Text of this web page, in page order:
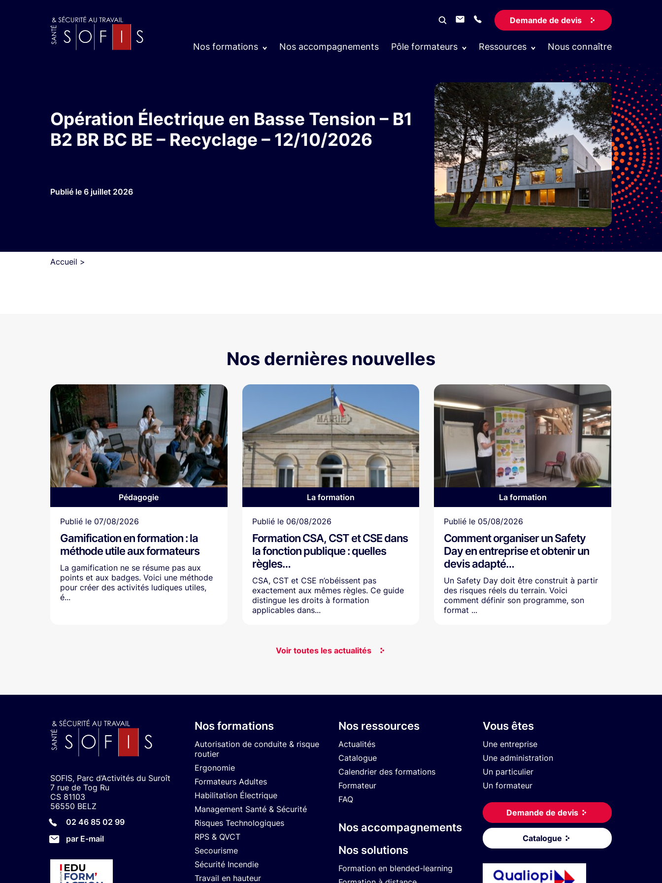
Demande de devis
Nos formations Nos accompagnements Pôle formateurs Nous connaître
Ressources
Opération Électrique en Basse Tension – B1
B2 BR BC BE – Recyclage – 12/10/2026
Publié le 6 juillet 2026
Accueil >
Nos dernières nouvelles
Pédagogie
Article
Publié le 07/08/2026
Gamification en formation : la
méthode utile aux formateurs
La gamification ne se résume pas aux
points et aux badges. Voici une méthode
pour créer des activités ludiques utiles,
é...
La formation
Article
Publié le 06/08/2026
Formation CSA, CST et CSE dans
la fonction publique : quelles
règles…
CSA, CST et CSE n’obéissent pas
exactement aux mêmes règles. Ce guide
distingue les droits à formation
applicables dans...
La formation
Article
Publié le 05/08/2026
Comment organiser un Safety
Day en entreprise et obtenir un
devis adapté…
Un Safety Day doit être construit à partir
des risques réels du terrain. Voici
comment définir son programme, son
format ...
Voir toutes les actualités
SOFIS, Parc d’Activités du Suroît
7 rue de Tog Ru
CS 81103
56550 BELZ
02 46 85 02 99
par E-mail
Nos formations
Autorisation de conduite & risque
routier
Ergonomie
Formateurs Adultes
Habilitation Électrique
Management Santé & Sécurité
Risques Technologiques
RPS & QVCT
Secourisme
Sécurité Incendie
Travail en hauteur
Nos ressources
Actualités
Catalogue
Calendrier des formations
Formateur
FAQ
Nos accompagnements
Nos solutions
Formation en blended-learning
Vous êtes
Une entreprise
Une administration
Un particulier
Un formateur
Demande de devis
Catalogue